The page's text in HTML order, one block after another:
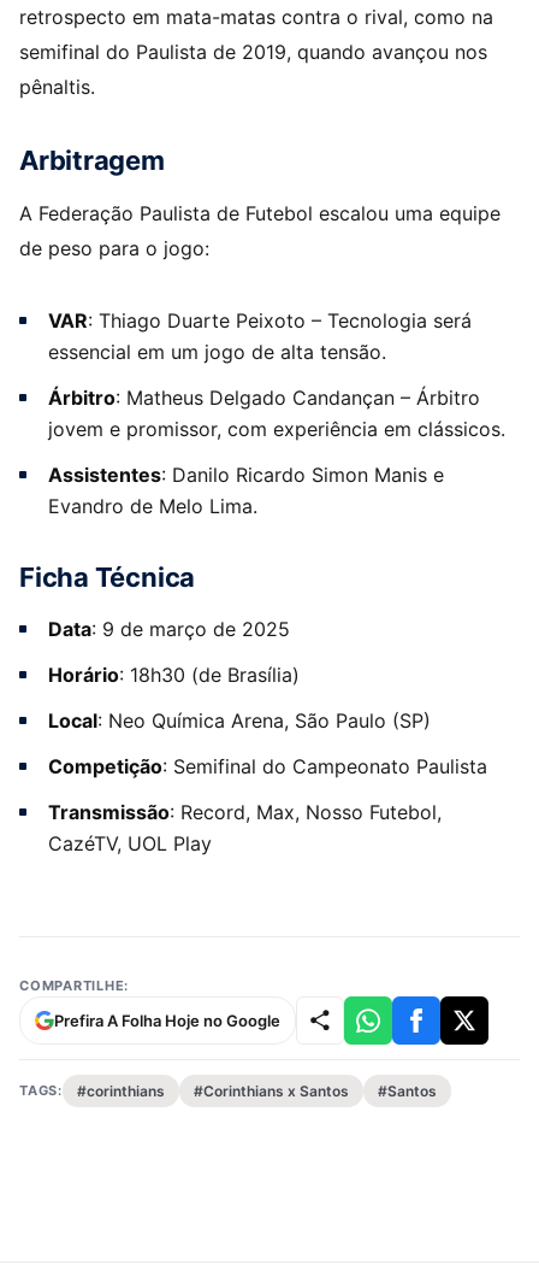
retrospecto em mata-matas contra o rival, como na
semifinal do Paulista de 2019, quando avançou nos
pênaltis.
Arbitragem
A Federação Paulista de Futebol escalou uma equipe
de peso para o jogo:
VAR: Thiago Duarte Peixoto – Tecnologia será
essencial em um jogo de alta tensão.
Árbitro: Matheus Delgado Candançan – Árbitro
jovem e promissor, com experiência em clássicos.
Assistentes: Danilo Ricardo Simon Manis e
Evandro de Melo Lima.
Ficha Técnica
Data: 9 de março de 2025
Horário: 18h30 (de Brasília)
Local: Neo Química Arena, São Paulo (SP)
Competição: Semifinal do Campeonato Paulista
Transmissão: Record, Max, Nosso Futebol,
CazéTV, UOL Play
COMPARTILHE:
Prefira A Folha Hoje no Google
TAGS: #corinthians #Corinthians x Santos #Santos